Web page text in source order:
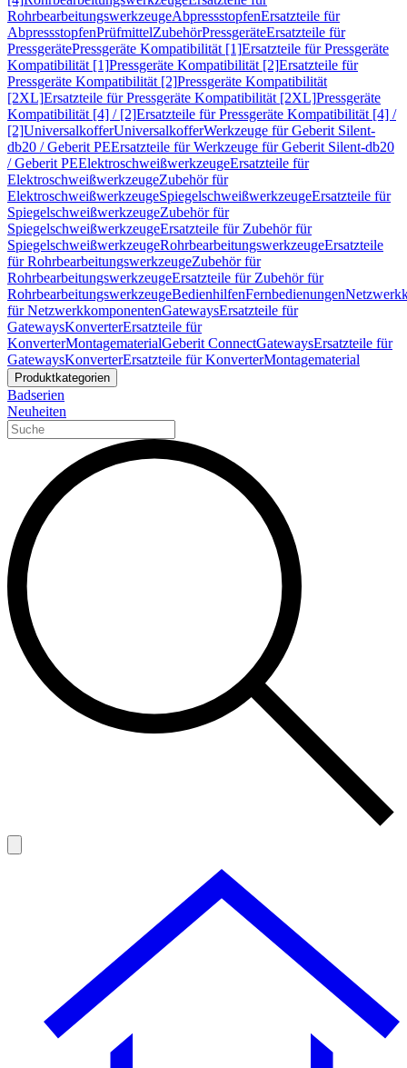
RohrbearbeitungswerkzeugeAbpressstopfenErsatzteile für
AbpressstopfenPrüfmittelZubehörPressgeräteErsatzteile für
PressgerätePressgeräte Kompatibilität [1]Ersatzteile für Pressgeräte
Kompatibilität [1]Pressgeräte Kompatibilität [2]Ersatzteile für
Pressgeräte Kompatibilität [2]Pressgeräte Kompatibilität
[2XL]Ersatzteile für Pressgeräte Kompatibilität [2XL]Pressgeräte
Kompatibilität [4] / [2]Ersatzteile für Pressgeräte Kompatibilität [4] /
[2]UniversalkofferUniversalkofferWerkzeuge für Geberit Silent-
db20 / Geberit PEErsatzteile für Werkzeuge für Geberit Silent-db20
/ Geberit PEElektroschweißwerkzeugeErsatzteile für
ElektroschweißwerkzeugeZubehör für
ElektroschweißwerkzeugeSpiegelschweißwerkzeugeErsatzteile für
SpiegelschweißwerkzeugeZubehör für
SpiegelschweißwerkzeugeErsatzteile für Zubehör für
SpiegelschweißwerkzeugeRohrbearbeitungswerkzeugeErsatzteile
für RohrbearbeitungswerkzeugeZubehör für
RohrbearbeitungswerkzeugeErsatzteile für Zubehör für
RohrbearbeitungswerkzeugeBedienhilfenFernbedienungen
für NetzwerkkomponentenGatewaysErsatzteile für
GatewaysKonverterErsatzteile für
KonverterMontagematerialGeberit ConnectGatewaysErsatzteile für
GatewaysKonverterErsatzteile für KonverterMontagematerial
Produktkategorien
Badserien
Neuheiten